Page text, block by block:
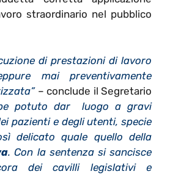
straordinario nel pubblico
di prestazioni di lavoro
mai preventivamente
– conclude il Segretario
potuto dar luogo a gravi
pazienti e degli utenti, specie
delicato quale quello della
. Con la sentenza si sancisce
dei cavilli legislativi e